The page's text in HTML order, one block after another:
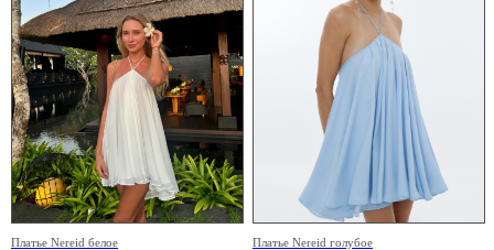
0
Платье Nereid белое Платье Nereid голубое